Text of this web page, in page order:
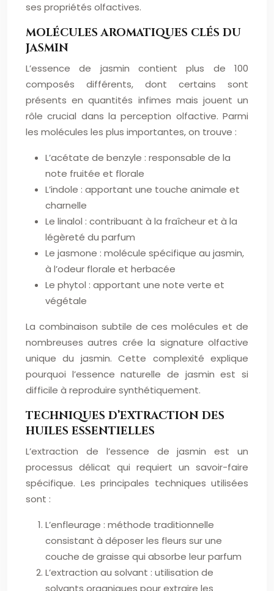
ses propriétés olfactives.
MOLÉCULES AROMATIQUES CLÉS DU
JASMIN
L’essence de jasmin contient plus de 100
composés différents, dont certains sont
présents en quantités infimes mais jouent un
rôle crucial dans la perception olfactive. Parmi
les molécules les plus importantes, on trouve :
L’acétate de benzyle : responsable de la
note fruitée et florale
L’indole : apportant une touche animale et
charnelle
Le linalol : contribuant à la fraîcheur et à la
légèreté du parfum
Le jasmone : molécule spécifique au jasmin,
à l’odeur florale et herbacée
Le phytol : apportant une note verte et
végétale
La combinaison subtile de ces molécules et de
nombreuses autres crée la signature olfactive
unique du jasmin. Cette complexité explique
pourquoi l’essence naturelle de jasmin est si
difficile à reproduire synthétiquement.
TECHNIQUES D’EXTRACTION DES
HUILES ESSENTIELLES
L’extraction de l’essence de jasmin est un
processus délicat qui requiert un savoir-faire
spécifique. Les principales techniques utilisées
sont :
L’enfleurage : méthode traditionnelle
consistant à déposer les fleurs sur une
couche de graisse qui absorbe leur parfum
L’extraction au solvant : utilisation de
solvants organiques pour extraire les